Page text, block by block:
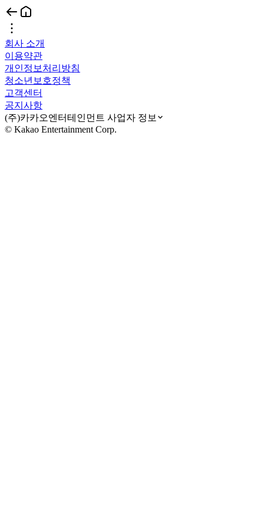
회사 소개
이용약관
개인정보처리방침
청소년보호정책
고객센터
공지사항
(주)카카오엔터테인먼트 사업자 정보
© Kakao Entertainment Corp.